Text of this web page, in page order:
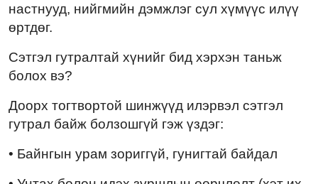
настнууд, нийгмийн дэмжлэг сул хүмүүс илүү
өртдөг.
Сэтгэл гутралтай хүнийг бид хэрхэн таньж
болох вэ?
Доорх тогтвортой шинжүүд илэрвэл сэтгэл
гутрал байж болзошгүй гэж үздэг:
• Байнгын урам зориггүй, гунигтай байдал